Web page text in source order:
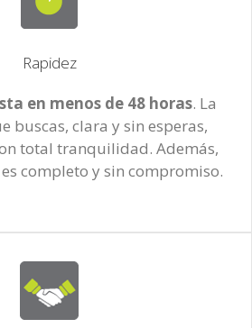
Rapidez
en menos de 48 horas. La
buscas, clara y sin esperas,
total tranquilidad. Además,
completo y sin compromiso.